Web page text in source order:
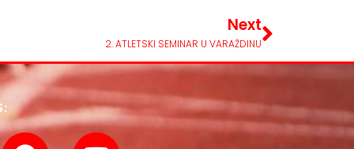
Next
2. ATLETSKI SEMINAR U VARAŽDINU